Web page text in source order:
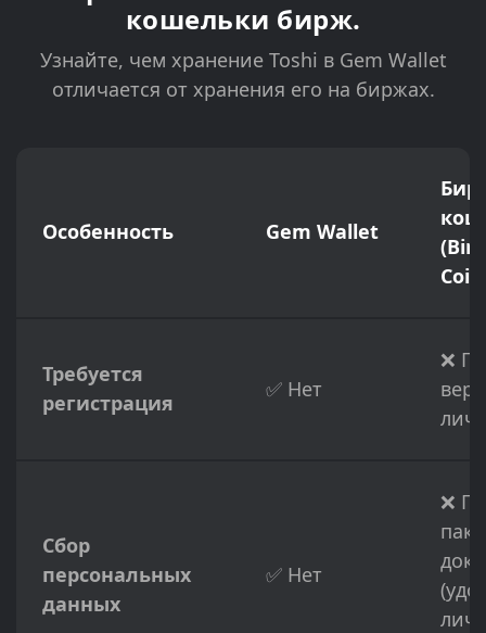
кошельки бирж.
Узнайте, чем хранение Toshi в Gem Wallet
отличается от хранения его на биржах.
Особенность Gem Wallet
Требуется
регистрация
✅ Нет
❌
Сбор
персональных
данных
✅ Нет
❌